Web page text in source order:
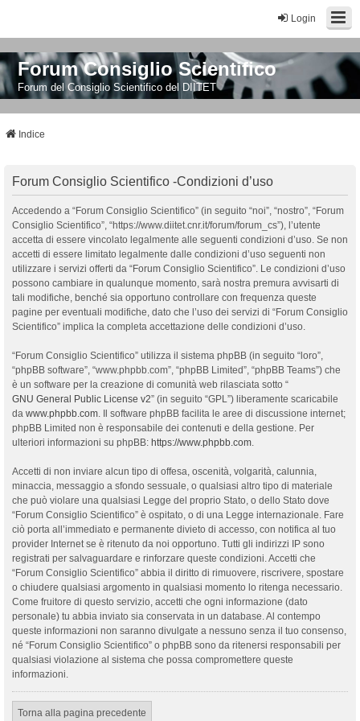
Login
Forum Consiglio Scientifico
Forum del Consiglio Scientifico del DIITET
Indice
Forum Consiglio Scientifico -Condizioni d’uso
Accedendo a “Forum Consiglio Scientifico” (in seguito “noi”, “nostro”, “Forum
Consiglio Scientifico”, “https://www.diitet.cnr.it/forum/forum_cs”), l’utente
accetta di essere vincolato legalmente alle seguenti condizioni d’uso. Se non
accetti di essere limitato legalmente dalle condizioni d’uso seguenti non
utilizzare i servizi offerti da “Forum Consiglio Scientifico”. Le condizioni d’uso
possono cambiare in qualunque momento, sarà nostra premura avvisarti di
tali modifiche, benché sia opportuno controllare con frequenza queste
pagine per eventuali modifiche, dato che l’uso dei servizi di “Forum Consiglio
Scientifico” implica la completa accettazione delle condizioni d’uso.
“Forum Consiglio Scientifico” utilizza il sistema phpBB (in seguito “loro”,
“phpBB software”, “www.phpbb.com”, “phpBB Limited”, “phpBB Teams”) che
è un software per la creazione di comunità web rilasciata sotto “
GNU General Public License v2” (in seguito “GPL”) liberamente scaricabile
da www.phpbb.com. Il software phpBB facilita le aree di discussione internet;
phpBB Limited non è responsabile dei contenuti e della gestione. Per
ulteriori informazioni su phpBB: https://www.phpbb.com.
Accetti di non inviare alcun tipo di offesa, oscenità, volgarità, calunnia,
minaccia, messaggio a sfondo sessuale, o qualsiasi altro tipo di materiale
che può violare una qualsiasi Legge del proprio Stato, o dello Stato dove
“Forum Consiglio Scientifico” è ospitato, o di una Legge internazionale. Fare
ciò porta all’immediato e permanente divieto di accesso, con notifica al tuo
provider Internet se è ritenuto da noi opportuno. Tutti gli indirizzi IP sono
registrati per salvaguardare e rinforzare queste condizioni. Accetti che
“Forum Consiglio Scientifico” abbia il diritto di rimuovere, riscrivere, spostare
o chiudere qualsiasi argomento in qualsiasi momento lo ritenga necessario.
Come fruitore di questo servizio, accetti che ogni informazione (dato
personale) tu abbia inviato sia conservata in un database. Al contempo
queste informazioni non saranno divulgate a nessuno senza il tuo consenso,
né “Forum Consiglio Scientifico” o phpBB sono da ritenersi responsabili per
qualsiasi violazione al sistema che possa compromettere queste
informazioni.
Torna alla pagina precedente